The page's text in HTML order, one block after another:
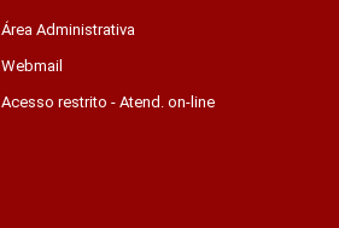
Área Administrativa
Webmail
Acesso restrito - Atend. on-line